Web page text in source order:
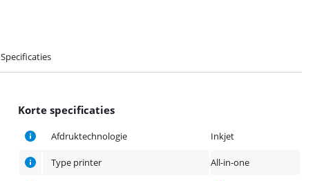
Specificaties
Korte specificaties
Afdruktechnologie Inkjet
Type printer All-in-one